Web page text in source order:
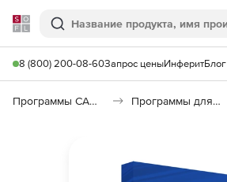
Softline
Поиск
8 (800) 200-08-60Запрос ценыИнферитБлог
Программы САПР и ГИС Программы для документооборота